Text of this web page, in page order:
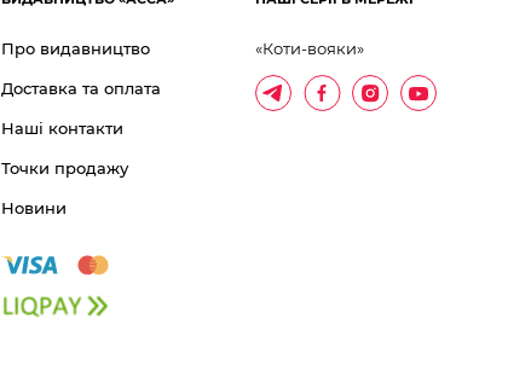
Про видавництво
Доставка та оплата
Наші контакти
Точки продажу
Новини
«Коти-вояки»